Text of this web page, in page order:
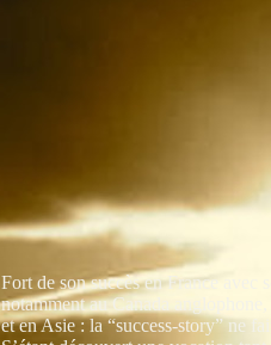
Fort de son succès en France
notamment au Canada
et en Asie : la “success-story” ne